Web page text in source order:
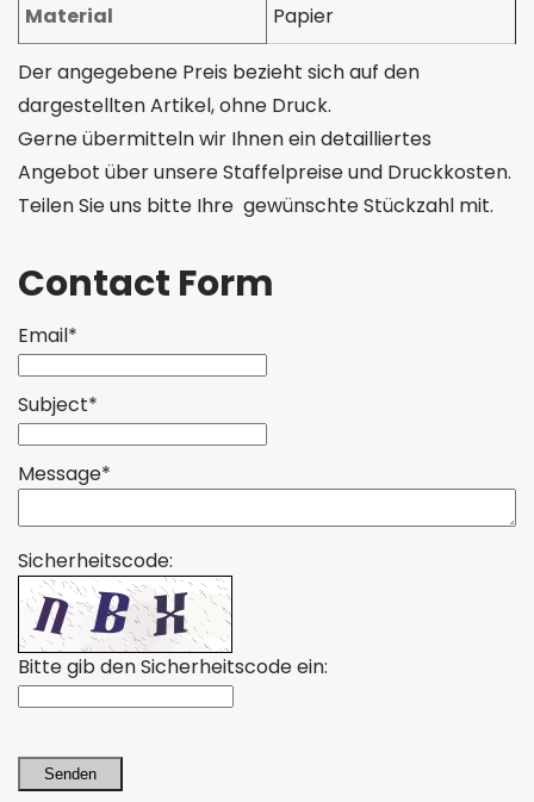
Material
Papier
Der angegebene Preis bezieht sich auf den
dargestellten Artikel, ohne Druck.
Gerne übermitteln wir Ihnen ein detailliertes
Angebot über unsere Staffelpreise und Druckkosten.
Teilen Sie uns bitte Ihre gewünschte Stückzahl mit.
Contact Form
Email*
Subject*
Message*
Sicherheitscode:
Bitte gib den Sicherheitscode ein:
Senden